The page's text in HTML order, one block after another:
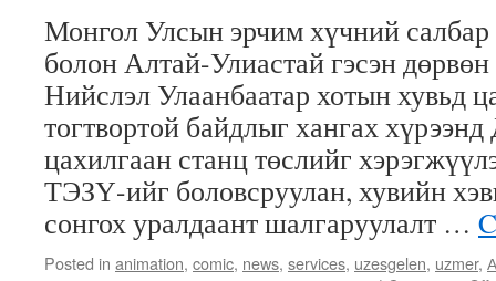
Монгол Улсын эрчим хүчний
болон Алтай-Улиастай гэсэн дөрвөн
Нийслэл Улаанбаатар хотын хувьд
тогтвортой байдлыг хангах
цахилгаан станц төслийг
ТЭЗҮ-ийг боловсруулан, хувийн
сонгох уралдаант шалгаруулалт …
Posted in animation, comic, news, services, uzesgelen, uzmer,